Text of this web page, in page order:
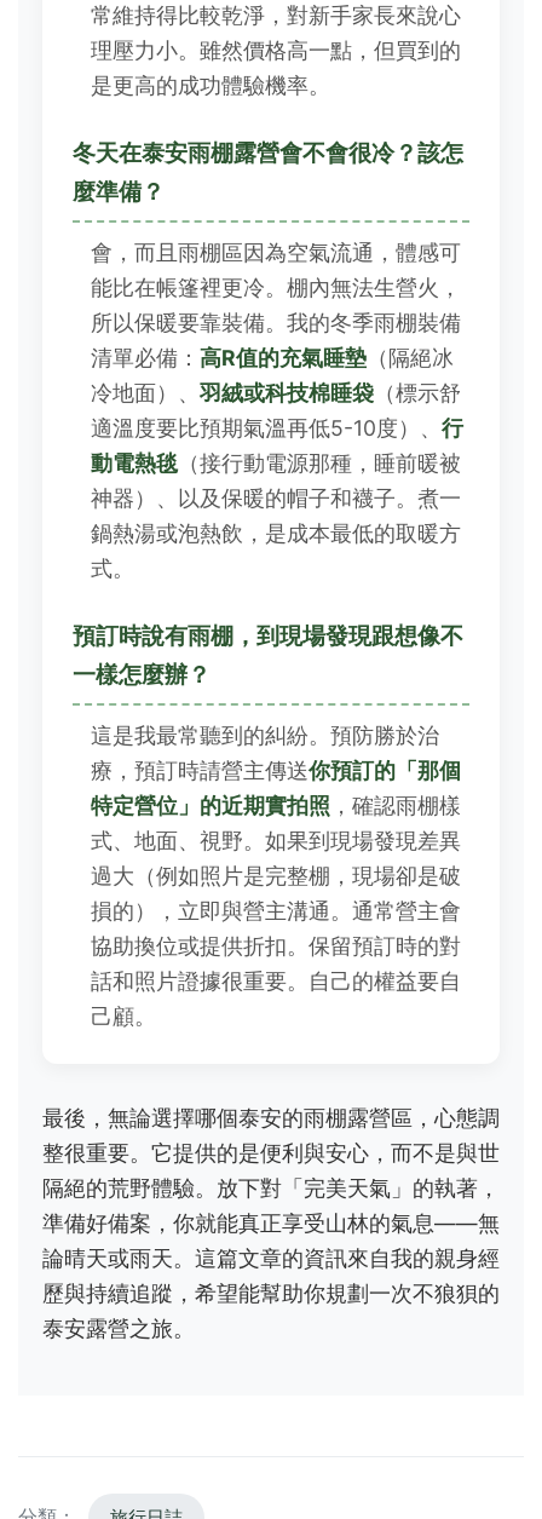
常維持得比較乾淨，對新手家長來說心
理壓力小。雖然價格高一點，但買到的
是更高的成功體驗機率。
冬天在泰安雨棚露營會不會很冷？該怎
麼準備？
會，而且雨棚區因為空氣流通，體感可
能比在帳篷裡更冷。棚內無法生營火，
所以保暖要靠裝備。我的冬季雨棚裝備
清單必備： 高R值的充氣睡墊 （隔絕冰
冷地面）、 羽絨或科技棉睡袋 （標示舒
適溫度要比預期氣溫再低5-10度）、 行
動電熱毯（接行動電源那種，睡前暖被
神器）、以及保暖的帽子和襪子。煮一
鍋熱湯或泡熱飲，是成本最低的取暖方
式。
預訂時說有雨棚，到現場發現跟想像不
一樣怎麼辦？
這是我最常聽到的糾紛。預防勝於治
療，預訂時請營主傳送你預訂的「那個
特定營位」的近期實拍照 ，確認雨棚樣
式、地面、視野。如果到現場發現差異
過大（例如照片是完整棚，現場卻是破
損的），立即與營主溝通。通常營主會
協助換位或提供折扣。保留預訂時的對
話和照片證據很重要。自己的權益要自
己顧。
最後，無論選擇哪個泰安的雨棚露營區，心態調
整很重要。它提供的是便利與安心，而不是與世
隔絕的荒野體驗。放下對「完美天氣」的執著，
準備好備案，你就能真正享受山林的氣息——無
論晴天或雨天。這篇文章的資訊來自我的親身經
歷與持續追蹤，希望能幫助你規劃一次不狼狽的
泰安露營之旅。